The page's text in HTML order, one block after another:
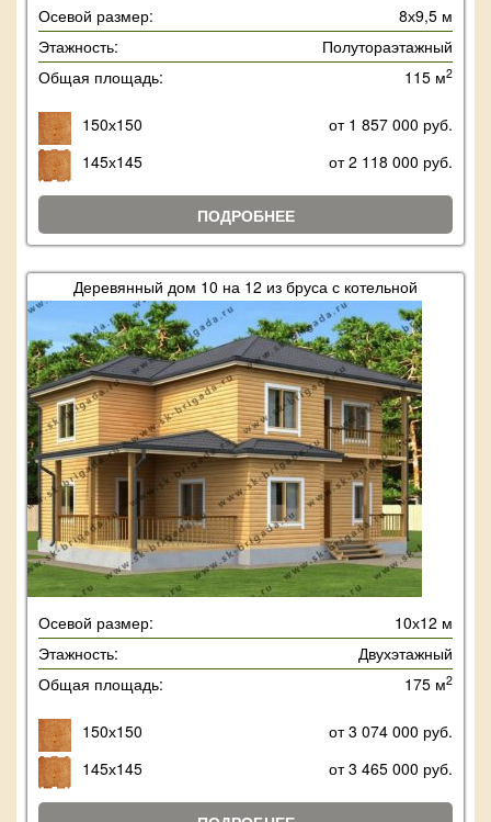
Осевой размер:
8х9,5 м
Этажность:
Полутораэтажный
Общая площадь:
115 м2
150х150
от 1 857 000 руб.
145х145
от 2 118 000 руб.
ПОДРОБНЕЕ
Деревянный дом 10 на 12 из бруса с котельной
Осевой размер:
10х12 м
Этажность:
Двухэтажный
Общая площадь:
175 м2
150х150
от 3 074 000 руб.
145х145
от 3 465 000 руб.